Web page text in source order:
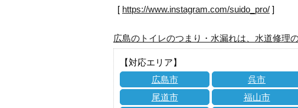
[ https://www.instagram.com/suido_pro/ ]
広島のトイレのつまり・水漏れは、水道修理
【対応エリア】
広島市
呉市
尾道市
福山市